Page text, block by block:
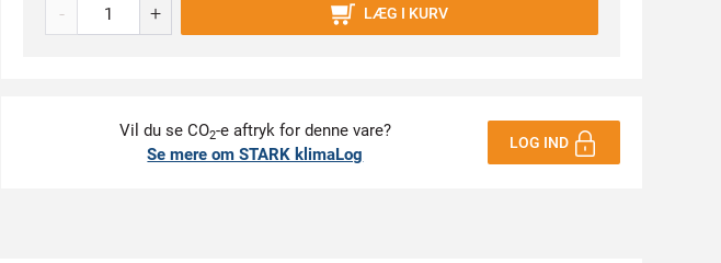
- + LÆG I KURV
Vil du se CO2-e aftryk for denne vare?
Se mere om STARK klimaLog
LOG IND